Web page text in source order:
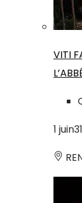
VITI
1 juin31